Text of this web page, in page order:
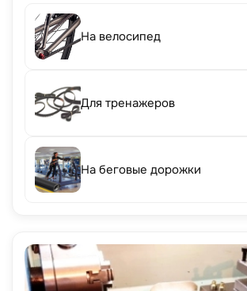
На велосипед
Для тренажеров
На беговые дорожки